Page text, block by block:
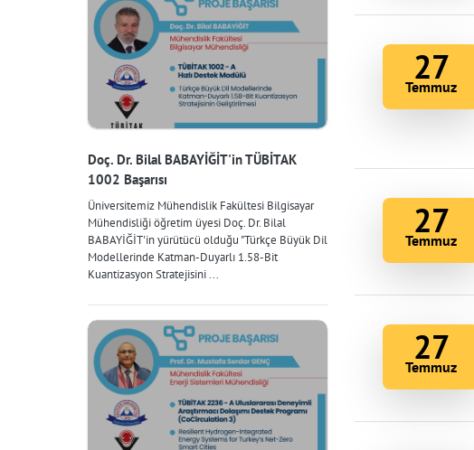
Doç. Dr. Bilal BABAYİĞİT'in TÜBİTAK
1002 Başarısı
Üniversitemiz Mühendislik Fakültesi Bilgisayar
Mühendisliği öğretim üyesi Doç. Dr. Bilal
BABAYİĞİT'in yürütücü olduğu "Türkçe Büyük Dil
Modellerinde Katman-Duyarlı 1.58-Bit
Kuantizasyon Stratejisini ...
27
Temmuz
27
Temmuz
27
Temmuz